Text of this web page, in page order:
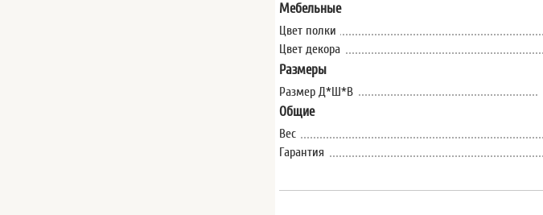
Мебельные
Цвет полки
Цвет декора
Размеры
Размер Д*Ш*В
Общие
Вес
Гарантия